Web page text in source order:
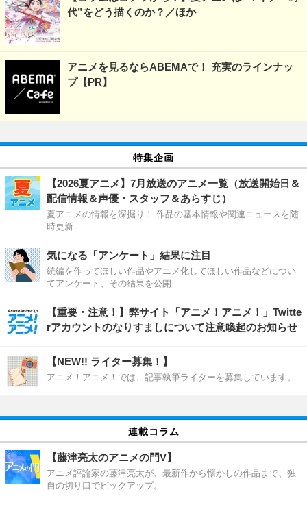
代”をどう描くのか？／ほか
アニメを見るならABEMAで！ 充実のラインナッ
プ【PR】
特集企画
【2026夏アニメ】7月放送のアニメ一覧（放送開始日＆
配信情報＆声優・スタッフ＆あらすじ）
夏アニメの情報を深掘り！ 作品の基本情報や関連ニュースを随
時更新
気になる「アンケート」結果に注目
続編を作ってほしい作品やアニメ化してほしい作品などについ
てアンケート、その結果を公開
【重要・注意！】弊サイト「アニメ！アニメ！」Twitte
rアカウントのなりすましについて注意喚起のお知らせ
【NEW!! ライター募集！】
アニメ！アニメ！では、記事執筆ライターを募集しています。
連載コラム
【藤津亮太のアニメの門V】
アニメ評論家の藤津亮太が、最新作から懐かしの作品まで、独
自の切り口でピックアップ。